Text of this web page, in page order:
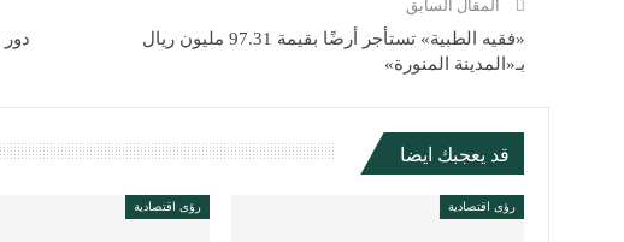
المقال السابق
«فقيه الطبية» تستأجر أرضًا بقيمة 97.31 مليون ريال
بـ«المدينة المنورة»
قد يعجبك ايضا
رؤى اقتصادية رؤى اقتصادية